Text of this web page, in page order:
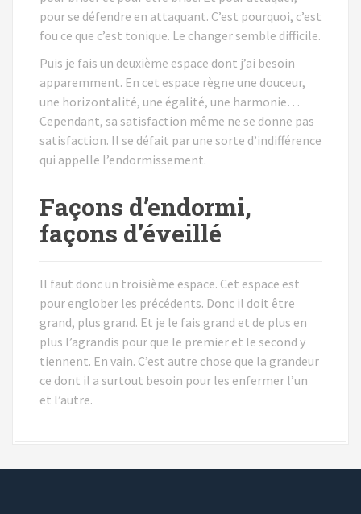
pour se défendre en attaquant. C’est pourquoi, c’est
fou ce que c’est tonique. Le changer semble difficile.
Puis je fais un deuxième espace dont j’ai besoin
apparemment. En cet espace règne une douceur,
une horizontalité, une égalité, une harmonie…
Cependant, sa satisfaction même ne se donne pas
satisfaction. Il se défait par une sorte d’indifférence
qui appelle l’endormissement.
Façons d’endormi,
façons d’éveillé
ll faut donc un troisième espace. Cet espace est
pour englober les précédents. Donc il doit être
grand, plus grand. Et je le fais grand et de plus en
plus l’agrandis pour que le premier et le second y
tiennent. En vain. C’est autre chose que la grandeur
ce dont il a surtout besoin pour les enfermer l’un
et l’autre.